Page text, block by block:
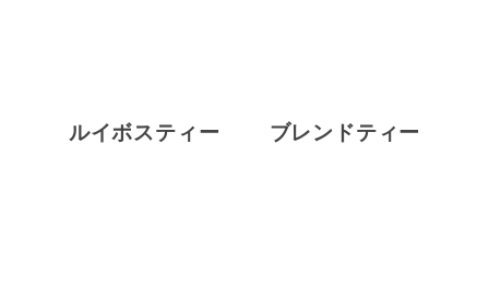
ルイボスティー ブレンドティー